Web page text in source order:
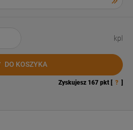
kpl
DO KOSZYKA
Zyskujesz 167 pkt [ ? ]